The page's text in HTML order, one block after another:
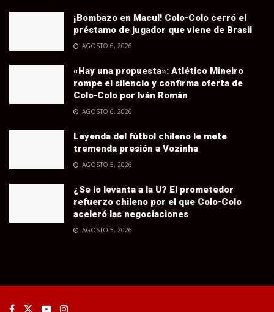
¡Bombazo en Macul! Colo-Colo cerró el
préstamo de jugador que viene de Brasil
AGOSTO 6, 2026
«Hay una propuesta»: Atlético Mineiro
rompe el silencio y confirma oferta de
Colo-Colo por Iván Román
AGOSTO 6, 2026
Leyenda del fútbol chileno le mete
tremenda presión a Vozinha
AGOSTO 5, 2026
¿Se lo levanta a la U? El prometedor
refuerzo chileno por el que Colo-Colo
aceleró las negociaciones
AGOSTO 5, 2026